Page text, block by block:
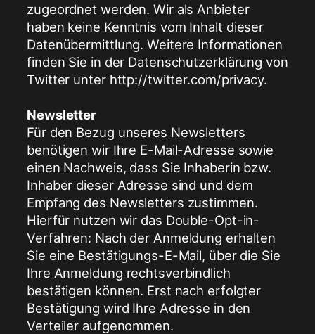
zugeordnet werden. Wir als Anbieter
haben keine Kenntnis vom Inhalt dieser
Datenübermittlung. Weitere Informationen
finden Sie in der Datenschutzerklärung von
Twitter unter http://twitter.com/privacy.
Newsletter
Für den Bezug unseres Newsletters
benötigen wir Ihre E-Mail-Adresse sowie
einen Nachweis, dass Sie Inhaberin bzw.
Inhaber dieser Adresse sind und dem
Empfang des Newsletters zustimmen.
Hierfür nutzen wir das Double-Opt-in-
Verfahren: Nach der Anmeldung erhalten
Sie eine Bestätigungs-E-Mail, über die Sie
Ihre Anmeldung rechtsverbindlich
bestätigen können. Erst nach erfolgter
Bestätigung wird Ihre Adresse in den
Verteiler aufgenommen.